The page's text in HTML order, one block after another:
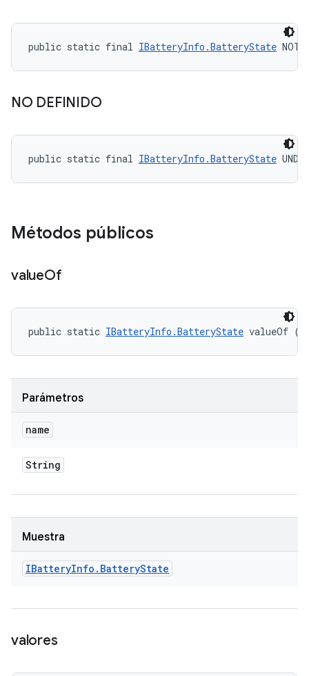
public static final IBatteryInfo.BatteryState
NO DEFINIDO
public static final IBatteryInfo.BatteryState
Métodos públicos
valueOf
public static IBatteryInfo.BatteryState valueOf
Parámetros
name
String
Muestra
IBatteryInfo . BatteryState
valores